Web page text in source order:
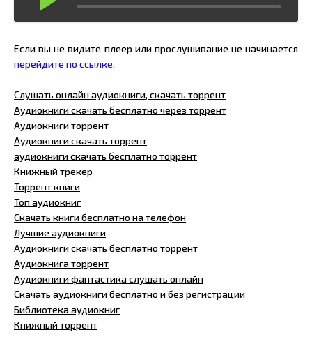
Если вы не видите плеер или прослушивание не начинается
перейдите по ссылке.
Слушать онлайн аудиокниги, скачать торрент
Аудиокниги скачать бесплатно через торрент
Аудиокниги торрент
Аудиокниги скачать торрент
аудиокниги скачать бесплатно торрент
Книжный трекер
Торрент книги
Топ аудиокниг
Скачать книги бесплатно на телефон
Лучшие аудиокниги
Аудиокниги скачать бесплатно торрент
Аудиокнига торрент
Аудиокниги фантастика слушать онлайн
Скачать аудиокниги бесплатно и без регистрации
Библиотека аудиокниг
Книжный торрент